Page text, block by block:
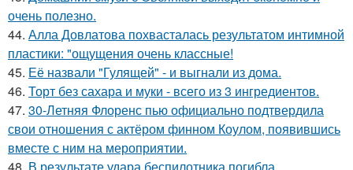
очень полезно.
44. Алла Довлатова похвасталась результатом интимной
пластики: "ощущения очень классные!
45. Её назвали "Гулящей" - и выгнали из дома.
46. Торт без сахара и муки - всего из 3 ингредиентов.
47. 30-Летняя Флоренс пью официально подтвердила
свои отношения с актёром финном Коулом, появившись
вместе с ним на мероприятии.